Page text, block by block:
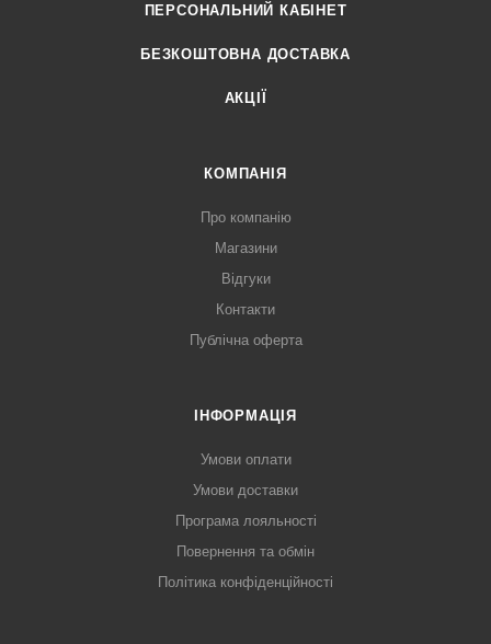
ПЕРСОНАЛЬНИЙ КАБІНЕТ
БЕЗКОШТОВНА ДОСТАВКА
АКЦІЇ
КОМПАНІЯ
Про компанію
Магазини
Відгуки
Контакти
Публічна оферта
ІНФОРМАЦІЯ
Умови оплати
Умови доставки
Програма лояльності
Повернення та обмін
Політика конфіденційності